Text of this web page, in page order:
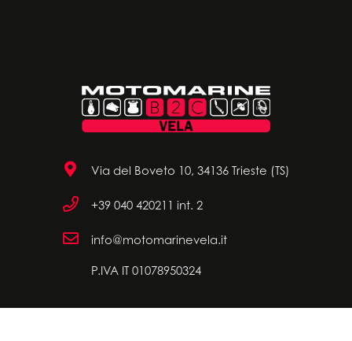
Via del Boveto 10, 34136 Trieste (TS)
+39 040 420211 int. 2
info@motomarinevela.it
P.IVA IT 01078950324